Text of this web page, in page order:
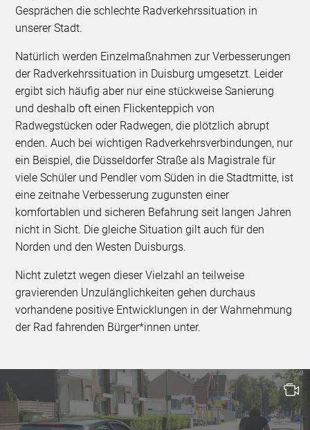
Gesprächen die schlechte Radverkehrssituation in
unserer Stadt.
Natürlich werden Einzelmaßnahmen zur Verbesserungen
der Radverkehrssituation in Duisburg umgesetzt. Leider
ergibt sich häufig aber nur eine stückweise Sanierung
und deshalb oft einen Flickenteppich von
Radwegstücken oder Radwegen, die plötzlich abrupt
enden. Auch bei wichtigen Radverkehrsverbindungen, nur
ein Beispiel, die Düsseldorfer Straße als Magistrale für
viele Schüler und Pendler vom Süden in die Stadtmitte, ist
eine zeitnahe Verbesserung zugunsten einer
komfortablen und sicheren Befahrung seit langen Jahren
nicht in Sicht. Die gleiche Situation gilt auch für den
Norden und den Westen Duisburgs.
Nicht zuletzt wegen dieser Vielzahl an teilweise
gravierenden Unzulänglichkeiten gehen durchaus
vorhandene positive Entwicklungen in der Wahrnehmung
der Rad fahrenden Bürger*innen unter.